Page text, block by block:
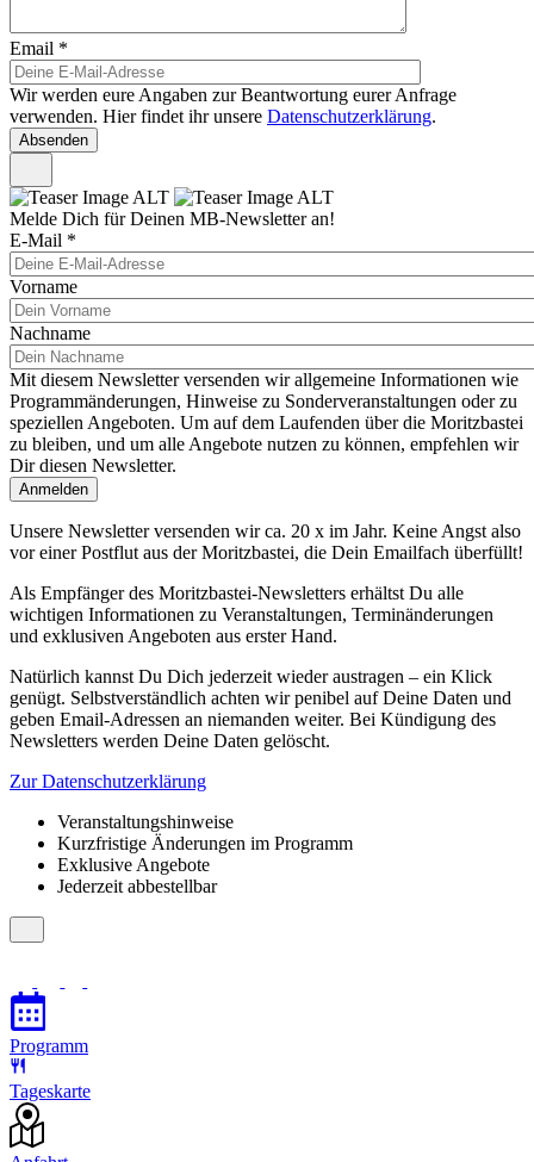
Email *
Wir werden eure Angaben zur Beantwortung eurer Anfrage
verwenden. Hier findet ihr unsere Datenschutzerklärung.
Melde Dich für Deinen MB-Newsletter an!
E-Mail *
Vorname
Nachname
Mit diesem Newsletter versenden wir allgemeine Informationen wie
Programmänderungen, Hinweise zu Sonderveranstaltungen oder zu
speziellen Angeboten. Um auf dem Laufenden über die Moritzbastei
zu bleiben, und um alle Angebote nutzen zu können, empfehlen wir
Dir diesen Newsletter.
Unsere Newsletter versenden wir ca. 20 x im Jahr. Keine Angst also
vor einer Postflut aus der Moritzbastei, die Dein Emailfach überfüllt!
Als Empfänger des Moritzbastei-Newsletters erhältst Du alle
wichtigen Informationen zu Veranstaltungen, Terminänderungen
und exklusiven Angeboten aus erster Hand.
Natürlich kannst Du Dich jederzeit wieder austragen – ein Klick
genügt. Selbstverständlich achten wir penibel auf Deine Daten und
geben Email-Adressen an niemanden weiter. Bei Kündigung des
Newsletters werden Deine Daten gelöscht.
Zur Datenschutzerklärung
Veranstaltungshinweise
Kurzfristige Änderungen im Programm
Exklusive Angebote
Jederzeit abbestellbar
Programm
Tageskarte